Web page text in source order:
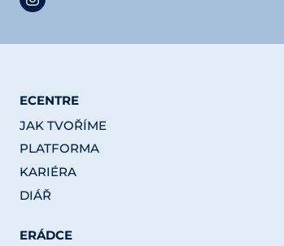
ECENTRE
JAK TVOŘÍME
PLATFORMA
KARIÉRA
DIÁŘ
ERÁDCE